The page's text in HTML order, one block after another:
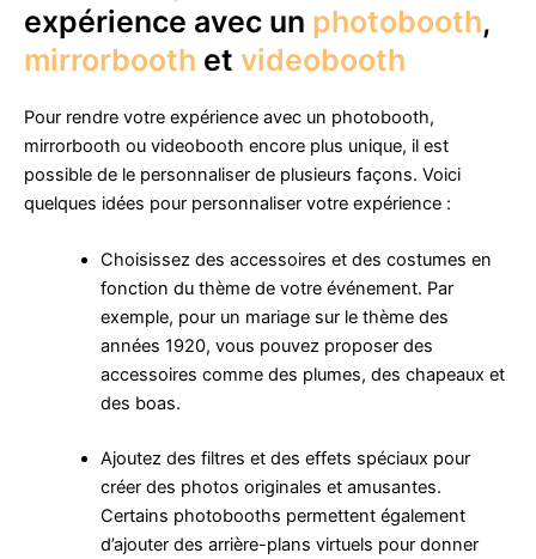
expérience avec un photobooth,
mirrorbooth et videobooth
Pour rendre votre expérience avec un photobooth,
mirrorbooth ou videobooth encore plus unique, il est
possible de le personnaliser de plusieurs façons. Voici
quelques idées pour personnaliser votre expérience :
Choisissez des accessoires et des costumes en
fonction du thème de votre événement. Par
exemple, pour un mariage sur le thème des
années 1920, vous pouvez proposer des
accessoires comme des plumes, des chapeaux et
des boas.
Ajoutez des filtres et des effets spéciaux pour
créer des photos originales et amusantes.
Certains photobooths permettent également
d’ajouter des arrière-plans virtuels pour donner